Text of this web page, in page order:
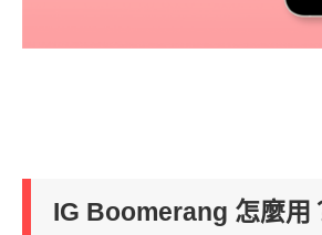
IG Boomerang 怎麼用